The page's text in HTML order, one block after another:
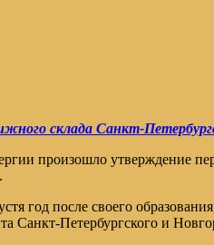
склада Санкт-
произошло утверждение
год после своего
Санкт-Петербургского и